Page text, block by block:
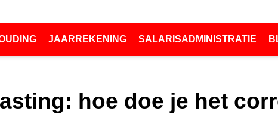
JAARREKENING SALARISADMINISTRATIE
hoe doe je het